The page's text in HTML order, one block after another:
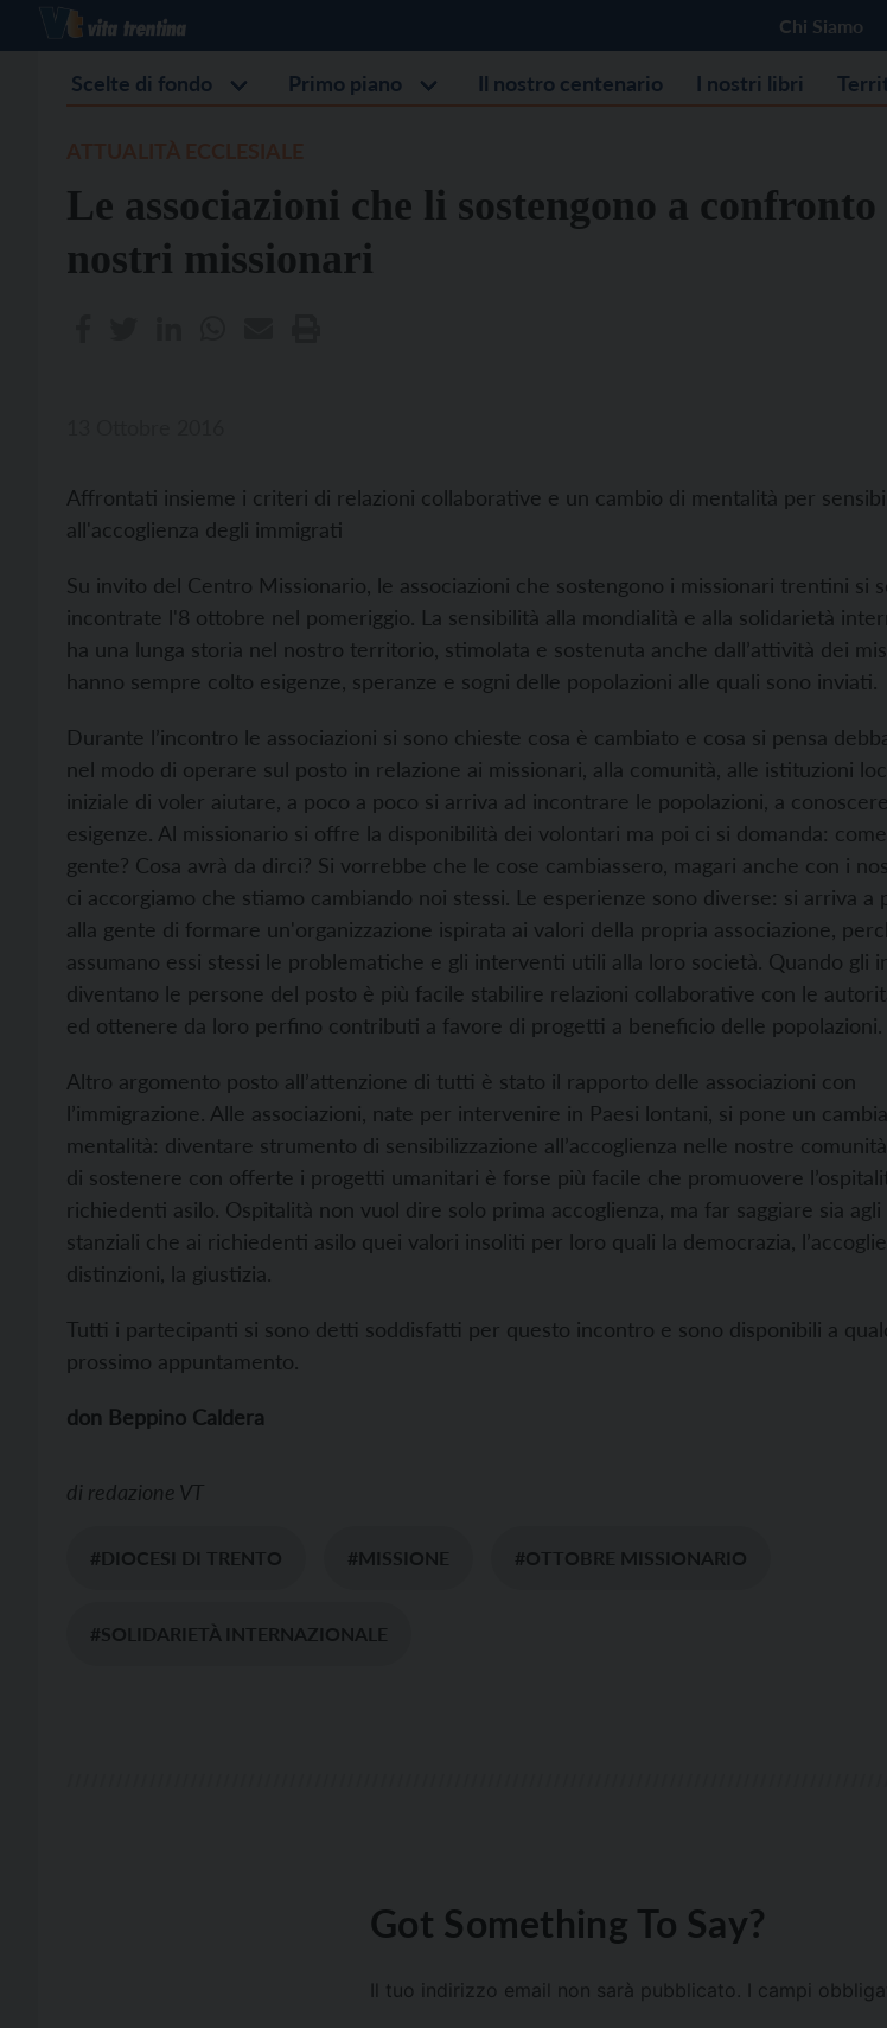
Chi Siamo
Scelte di fondo Primo piano Il nostro centenario I nostri libri
Le associazioni che li sostengono a
nostri missionari
Affrontati insieme i criteri di relazioni collaborative e un cambio di mentalità per
all'accoglienza degli immigrati
Su invito del Centro Missionario, le associazioni che sostengono i missionari trentini si
incontrate l'8 ottobre nel pomeriggio. La sensibilità alla mondialità e alla solidarietà
ha una lunga storia nel nostro territorio, stimolata e sostenuta anche dall’attività dei
hanno sempre colto esigenze, speranze e sogni delle popolazioni alle quali sono inviati.
Durante l’incontro le associazioni si sono chieste cosa è cambiato e cosa si pensa
nel modo di operare sul posto in relazione ai missionari, alla comunità, alle istituzioni
iniziale di voler aiutare, a poco a poco si arriva ad incontrare le popolazioni, a
esigenze. Al missionario si offre la disponibilità dei volontari ma poi ci si domanda:
gente? Cosa avrà da dirci? Si vorrebbe che le cose cambiassero, magari anche con i
ci accorgiamo che stiamo cambiando noi stessi. Le esperienze sono diverse: si arriva a
alla gente di formare un'organizzazione ispirata ai valori della propria associazione,
assumano essi stessi le problematiche e gli interventi utili alla loro società. Quando gli
diventano le persone del posto è più facile stabilire relazioni collaborative con le
ed ottenere da loro perfino contributi a favore di progetti a beneficio delle popolazioni.
Altro argomento posto all’attenzione di tutti è stato il rapporto delle associazioni con
l’immigrazione. Alle associazioni, nate per intervenire in Paesi lontani, si pone un
mentalità: diventare strumento di sensibilizzazione all’accoglienza nelle nostre
di sostenere con offerte i progetti umanitari è forse più facile che promuovere
richiedenti asilo. Ospitalità non vuol dire solo prima accoglienza, ma far saggiare sia
stanziali che ai richiedenti asilo quei valori insoliti per loro quali la democrazia,
distinzioni, la giustizia.
Tutti i partecipanti si sono detti soddisfatti per questo incontro e sono disponibili a
prossimo appuntamento.
don Beppino Caldera
di redazione VT
#DIOCESI DI TRENTO #MISSIONE #OTTOBRE MISSIONARIO
#SOLIDARIETÀ INTERNAZIONALE
Got Something To Say?
Il tuo indirizzo email non sarà pubblicato. I campi